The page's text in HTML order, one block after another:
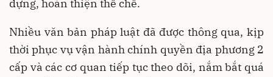
dựng, hoàn thiện thể chế.
Nhiều văn bản pháp luật đã được thông qua, kịp
thời phục vụ vận hành chính quyền địa phương 2
cấp và các cơ quan tiếp tục theo dõi, nắm bắt quá